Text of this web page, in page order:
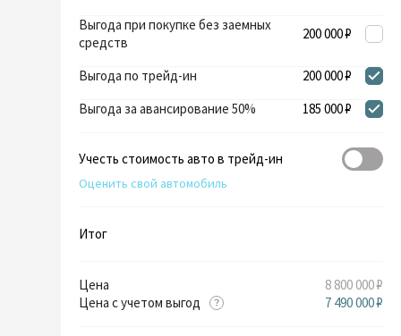
Выгода при покупке без заемных
средств
200 000 ₽
Выгода по трейд-ин
200 000 ₽
Выгода за авансирование 50%
185 000 ₽
Учесть стоимость авто в трейд-ин
Оценить свой автомобиль
Итог
Цена
8 800 000 ₽
Цена с учетом выгод
7 490 000 ₽